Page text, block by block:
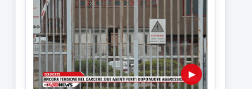
I cattivi odori provenienti dagli impianti di
depurazione industriale di...